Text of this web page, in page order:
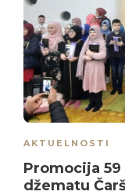
AKTUELNOSTI
Promocija 59
džematu